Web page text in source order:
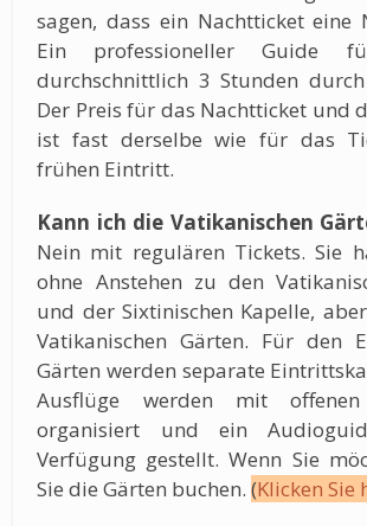
sagen, dass ein Nachtticket eine
Ein professioneller Guide
durchschnittlich 3 Stunden
Der Preis für das Nachtticket und
ist fast derselbe wie für das
frühen Eintritt.
Kann ich die Vatikanischen
Nein mit regulären Tickets. Sie
ohne Anstehen zu den
und der Sixtinischen Kapelle,
Vatikanischen Gärten. Für den
Gärten werden separate
Ausflüge werden mit offenen
organisiert und ein
Verfügung gestellt. Wenn Sie
Sie die Gärten buchen.(Klicken Sie